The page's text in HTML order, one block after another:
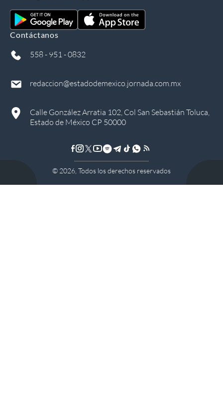
Contáctanos
558 - 951 - 0832
redaccion@estadodemexico.jornada.com.mx
Calle González Arratia 102, Col San Sebastián Toluca,
Estado de México CP 50000
© 2026 , Todos los derechos reservados